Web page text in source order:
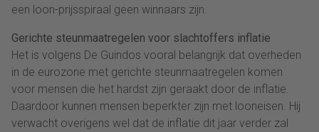
een loon-prijsspiraal geen winnaars zijn.
Gerichte steunmaatregelen voor slachtoffers inflatie
Het is volgens De Guindos vooral belangrijk dat overheden
in de eurozone met gerichte steunmaatregelen komen
voor mensen die het hardst zijn geraakt door de inflatie.
Daardoor kunnen mensen beperkter zijn met looneisen. Hij
verwacht overigens wel dat de inflatie dit jaar verder zal